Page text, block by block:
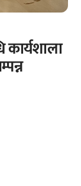
कार्यशाला